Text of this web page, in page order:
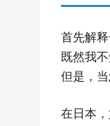
首先解释
既然我
但是，
在日本